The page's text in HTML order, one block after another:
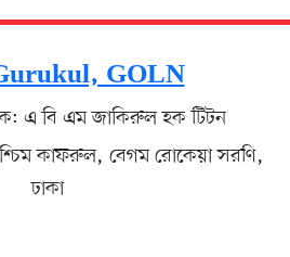
GOLN
এ বি এম জাকিরুল হক টিটন
কাফরুল, বেগম রোকেয়া সরণি,
ঢাকা